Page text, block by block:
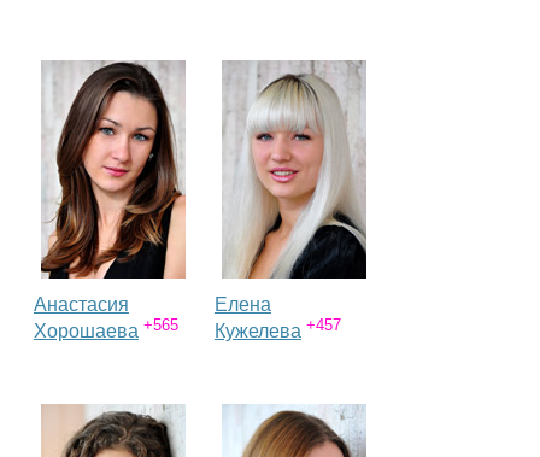
Анастасия
Хорошаева +565
Елена
Кужелева +457